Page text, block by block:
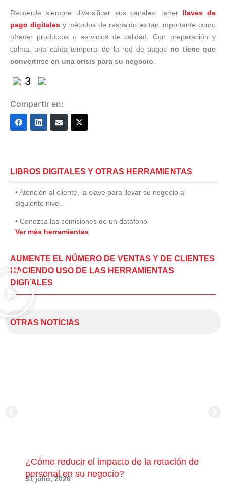
Recuerde siempre diversificar sus canales: tener
llaves de
pago digitalesy métodos de respaldo es tan importante como
ofrecer productos o servicios de calidad. Con preparación y
calma, una caída temporal de la red de pagos no tiene que
convertirse en una crisis para su negocio.
3
Compartir en:
LIBROS DIGITALES Y OTRAS HERRAMIENTAS
• Atención al cliente, la clave para llevar su negocio al
siguiente nivel.
• Conozca las comisiones de un datáfono
Ver más herramientas
AUMENTE EL NÚMERO DE VENTAS Y DE CLIENTES
HACIENDO USO DE LAS HERRAMIENTAS
DIGITALES
OTRAS NOTICIAS
¿Cómo reducir el impacto de la rotación de
personal en su negocio?
31 julio, 2026